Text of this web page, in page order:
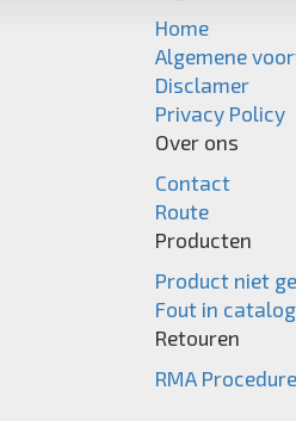
Home
Algemene
Disclamer
Privacy Policy
Over ons
Contact
Route
Producten
Product niet
Fout in
Retouren
RMA